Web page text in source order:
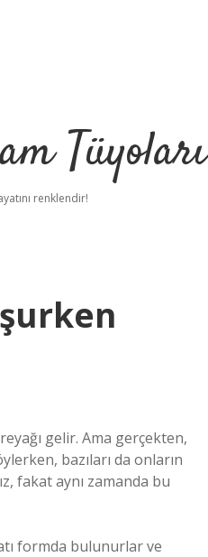
Tüyoları
renklendir!
gelir. Ama gerçekten,
bazıları da onların
fakat aynı zamanda bu
formda bulunurlar ve